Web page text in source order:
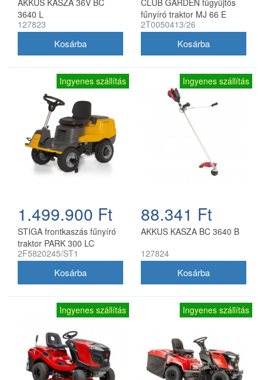
3640 L
127823
fűnyíró traktor MJ 66 E
2T0050413/26
Ingyenes szállítás
1.499.900 Ft
STIGA frontkaszás fűnyíró
traktor PARK 300 LC
(Vágóasztallal 85MQ)
2F5820245/ST1
Ingyenes szállítás
88.341 Ft
AKKUS KASZA BC 3640 B
127824
Ingyenes szállítás Ingyenes szállítás